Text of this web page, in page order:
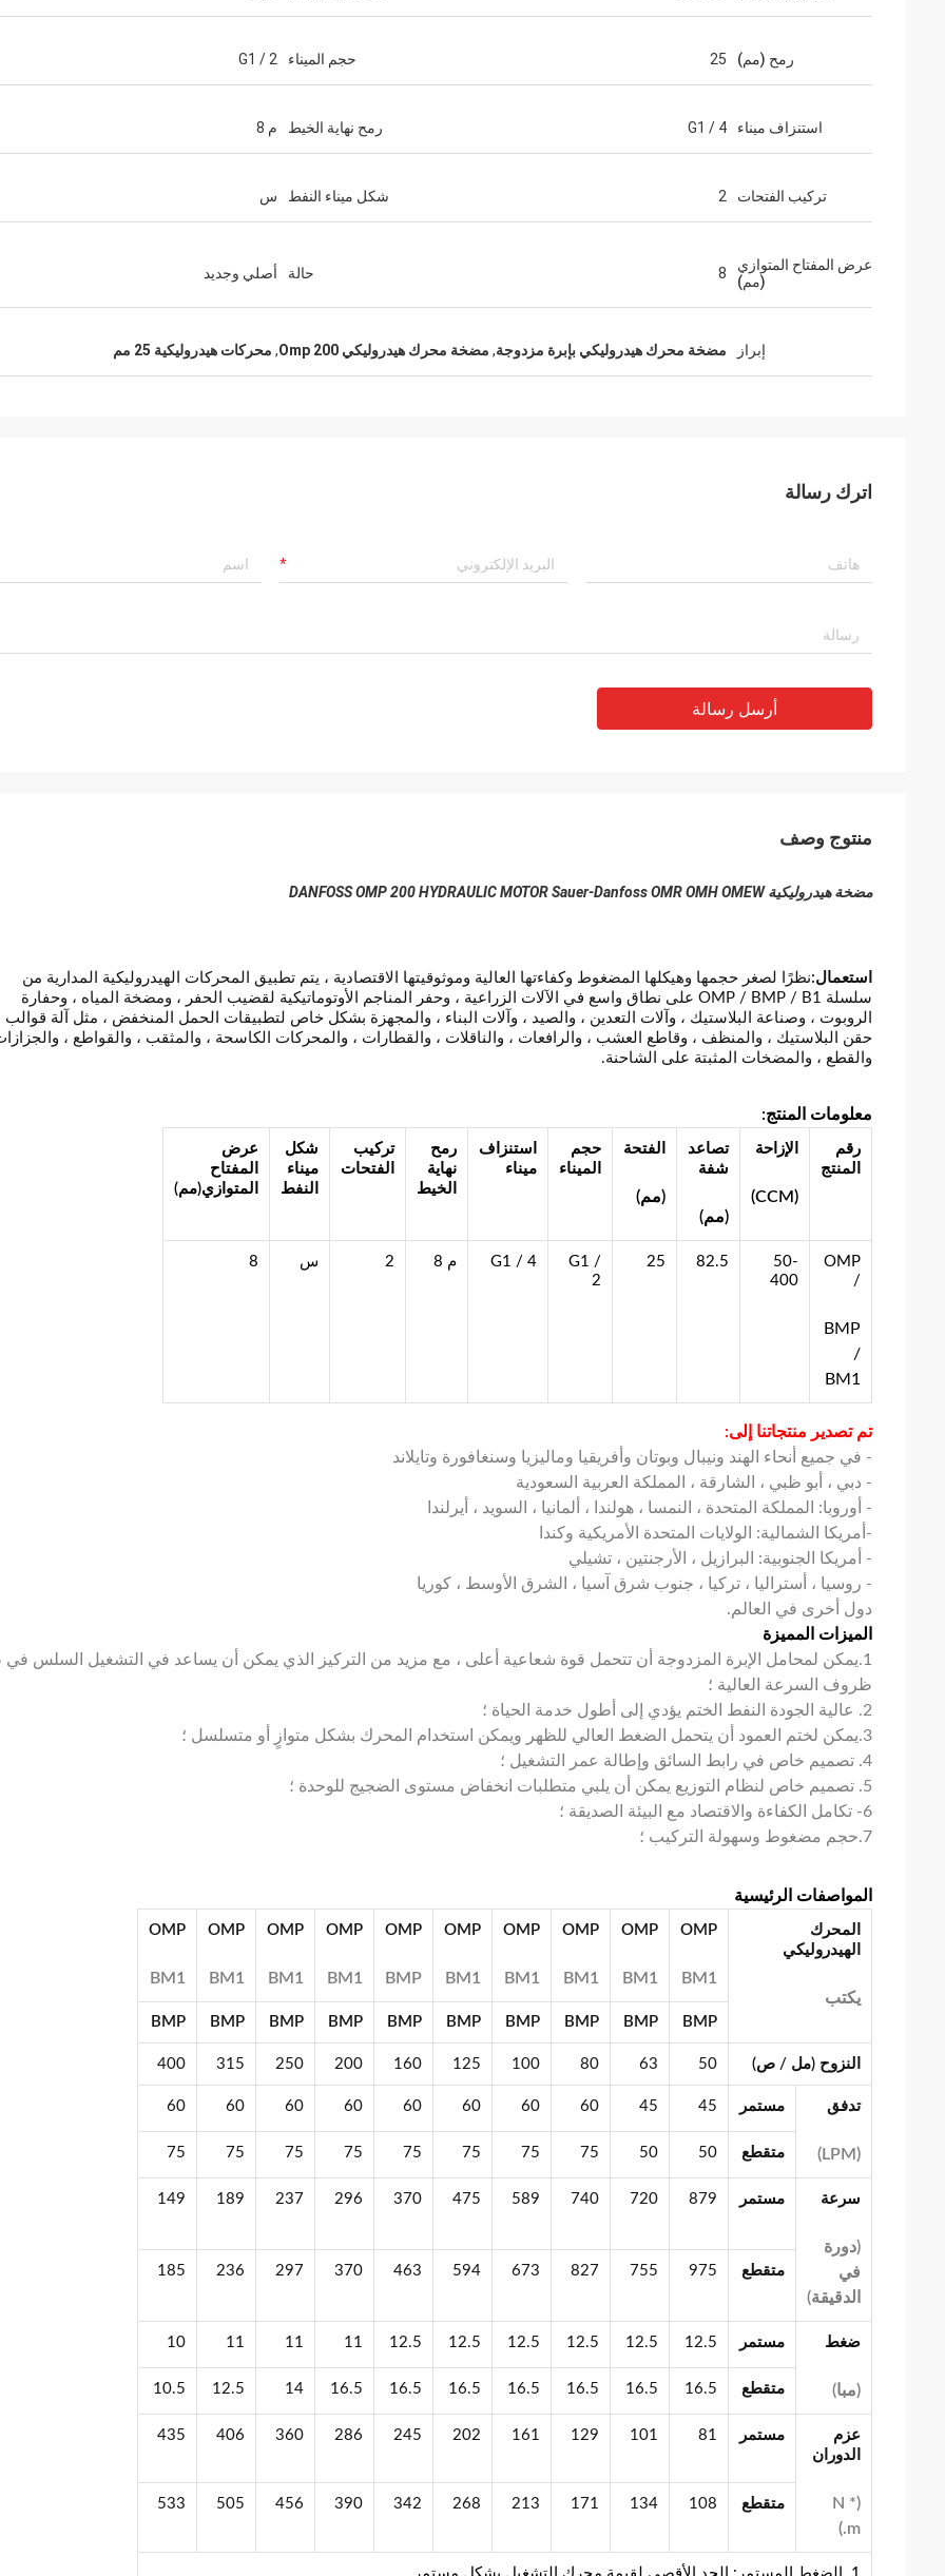
رمح (مم) 25 حجم الميناء G1 / 2
استنزاف ميناء G1 / 4 رمح نهاية الخيط م 8
تركيب الفتحات 2 شكل ميناء النفط س
عرض المفتاح المتوازي
(مم)
8 حالة أصلي وجديد
إبراز مضخة محرك هيدروليكي بإبرة مزدوجة, مضخة محرك هيدروليكي Omp 200 , محركات هيدروليكية 25 مم
اترك رسالة
أرسل رسالة
منتوج وصف
مضخة هيدروليكية DANFOSS OMP 200 HYDRAULIC MOTOR Sauer-Danfoss OMR OMH OMEW
استعمال:نظرًا لصغر حجمها وهيكلها المضغوط وكفاءتها العالية وموثوقيتها الاقتصادية ، يتم تطبيق المحركات الهيدروليكية المدارية من
سلسلة OMP / BMP / B1 على نطاق واسع في الآلات الزراعية ، وحفر المناجم الأوتوماتيكية لقضيب الحفر ، ومضخة المياه ، وحفارة
الروبوت ، وصناعة البلاستيك ، وآلات التعدين ، والصيد ، وآلات البناء ، والمجهزة بشكل خاص لتطبيقات الحمل المنخفض ، مثل آلة قوالب
حقن البلاستيك ، والمنظف ، وقاطع العشب ، والرافعات ، والناقلات ، والقطارات ، والمحركات الكاسحة ، والمثقب ، والقواطع ،
والقطع ، والمضخات المثبتة على الشاحنة.
معلومات المنتج:
رقم
المنتج
الإزاحة
(CCM)
تصاعد
شفة
(مم)
الفتحة
(مم)
حجم
الميناء
استنزاف
ميناء
رمح
نهاية
الخيط
تركيب
الفتحات
شكل
ميناء
النفط
عرض
المفتاح
المتوازي(مم)
OMP
/
BMP
/
BM1
50-
400
82.5
25
G1 /
2
G1 / 4 م 8 2 س 8
تم تصدير منتجاتنا إلى:
- في جميع أنحاء الهند ونيبال وبوتان وأفريقيا وماليزيا وسنغافورة وتايلاند
- دبي ، أبو ظبي ، الشارقة ، المملكة العربية السعودية
- أوروبا: المملكة المتحدة ، النمسا ، هولندا ، ألمانيا ، السويد ، أيرلندا
-أمريكا الشمالية: الولايات المتحدة الأمريكية وكندا
- أمريكا الجنوبية: البرازيل ، الأرجنتين ، تشيلي
- روسيا ، أستراليا ، تركيا ، جنوب شرق آسيا ، الشرق الأوسط ، كوريا
دول أخرى في العالم.
الميزات المميزة
1.يمكن لمحامل الإبرة المزدوجة أن تتحمل قوة شعاعية أعلى ، مع مزيد من التركيز الذي يمكن أن يساعد في التشغيل السلس
ظروف السرعة العالية ؛
2. عالية الجودة النفط الختم يؤدي إلى أطول خدمة الحياة ؛
3.يمكن لختم العمود أن يتحمل الضغط العالي للظهر ويمكن استخدام المحرك بشكل متوازٍ أو متسلسل ؛
4. تصميم خاص في رابط السائق وإطالة عمر التشغيل ؛
5. تصميم خاص لنظام التوزيع يمكن أن يلبي متطلبات انخفاض مستوى الضجيج للوحدة ؛
6- تكامل الكفاءة والاقتصاد مع البيئة الصديقة ؛
7.حجم مضغوط وسهولة التركيب ؛
المواصفات الرئيسية
المحرك
الهيدروليكي
يكتب
OMP
BM1
OMP
BM1
OMP
BM1
OMP
BM1
OMP
BM1
OMP
BMP
OMP
BM1
OMP
BM1
OMP
BM1
OMP
BM1
BMP
BMP
BMP
BMP
BMP
BMP
BMP
BMP
BMP
BMP
النزوح (مل / ص) 50
63
80
100
125
160
200
250
315
400
تدفق
(LPM)
مستمر 45
45
60
60
60
60
60
60
60
60
متقطع 50
50
75
75
75
75
75
75
75
75
سرعة
(دورة
في
الدقيقة)
مستمر 879
720
740
589
475
370
296
237
189
149
متقطع 975
755
827
673
594
463
370
297
236
185
ضغط
(مبا)
مستمر 12.5
12.5
12.5
12.5
12.5
12.5
11
11
11
10
متقطع 16.5
16.5
16.5
16.5
16.5
16.5
16.5
14
12.5
10.5
عزم
الدوران
(N *
.m)
مستمر 81
101
129
161
202
245
286
360
406
435
متقطع 108
134
171
213
268
342
390
456
505
533